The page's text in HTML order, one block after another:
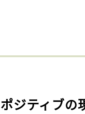
ジティブの